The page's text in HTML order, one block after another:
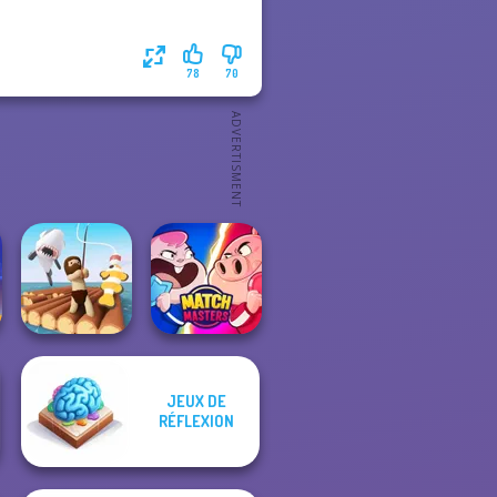
70
78
Raft Life Match Masters
JEUX DE
RÉFLEXION